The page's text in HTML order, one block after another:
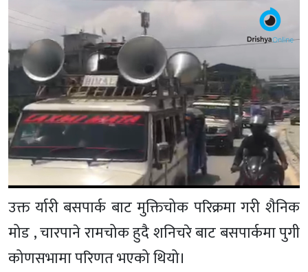
उक्त र्यारी बसपार्क बाट मुक्तिचोक परिक्रमा गरी शैनिक
मोड , चारपाने रामचोक हुदै शनिचरे बाट बसपार्कमा पुगी
कोणसभामा परिणत भएको थियो।